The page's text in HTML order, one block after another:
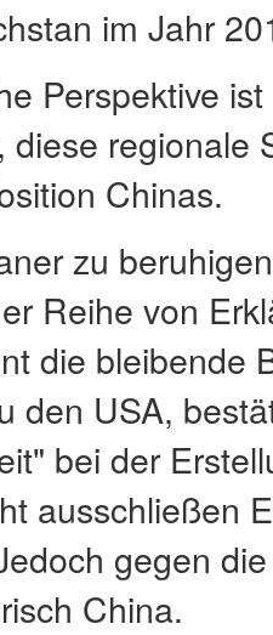
im Jahr
Perspektive
regionale
Chinas.
zu
Reihe von
die bleibende
den USA,
bei der
ausschließen
gegen
China.